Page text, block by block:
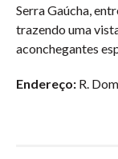
Serra Gaúcha,
trazendo uma
aconchegantes
Endereço: R.